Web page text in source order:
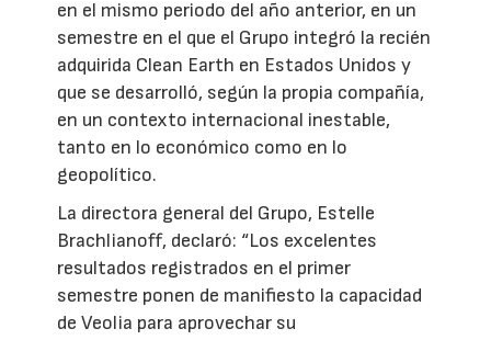
en el mismo periodo del año anterior, en un
semestre en el que el Grupo integró la recién
adquirida Clean Earth en Estados Unidos y
que se desarrolló, según la propia compañía,
en un contexto internacional inestable,
tanto en lo económico como en lo
geopolítico.
La directora general del Grupo, Estelle
Brachlianoff, declaró: “Los excelentes
resultados registrados en el primer
semestre ponen de manifiesto la capacidad
de Veolia para aprovechar su